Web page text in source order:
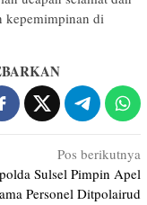
kepemimpinan di
Pos berikutnya
Sulsel Pimpin Apel
Personel Ditpolairud